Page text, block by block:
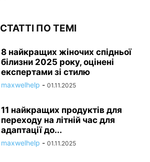
СТАТТІ ПО ТЕМІ
8 найкращих жіночих спідньої
білизни 2025 року, оцінені
експертами зі стилю
maxwelhelp - 01.11.2025
11 найкращих продуктів для
переходу на літній час для
адаптації до...
maxwelhelp - 01.11.2025